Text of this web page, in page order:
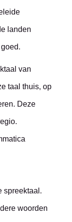
landen
van
taal thuis, op
Deze
spreektaal.
woorden